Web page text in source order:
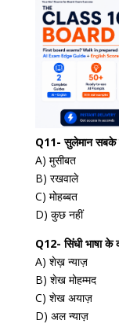
Q11- सुलेमान सबके
A) मुसीबत
B) रखवाले
C) मोहब्बत
D) कुछ नहीं
Q12- सिंधी भाषा के
A) शेख़ न्याज़
B) शेख मोहम्मद
C) शेख अयाज़
D) अल न्याज़